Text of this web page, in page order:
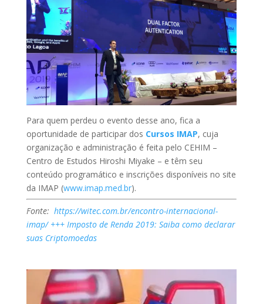
Para quem perdeu o evento desse ano, fica a
oportunidade de participar dos Cursos IMAP, cuja
organização e administração é feita pelo CEHIM –
Centro de Estudos Hiroshi Miyake – e têm seu
conteúdo programático e inscrições disponíveis no site
da IMAP (www.imap.med.br).
Fonte: https://witec.com.br/encontro-internacional-
imap/ +++ Imposto de Renda 2019: Saiba como declarar
suas Criptomoedas